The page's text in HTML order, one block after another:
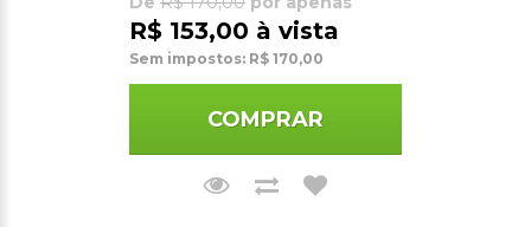
R$ 153,00 à vista
Sem impostos: R$ 170,00
COMPRAR